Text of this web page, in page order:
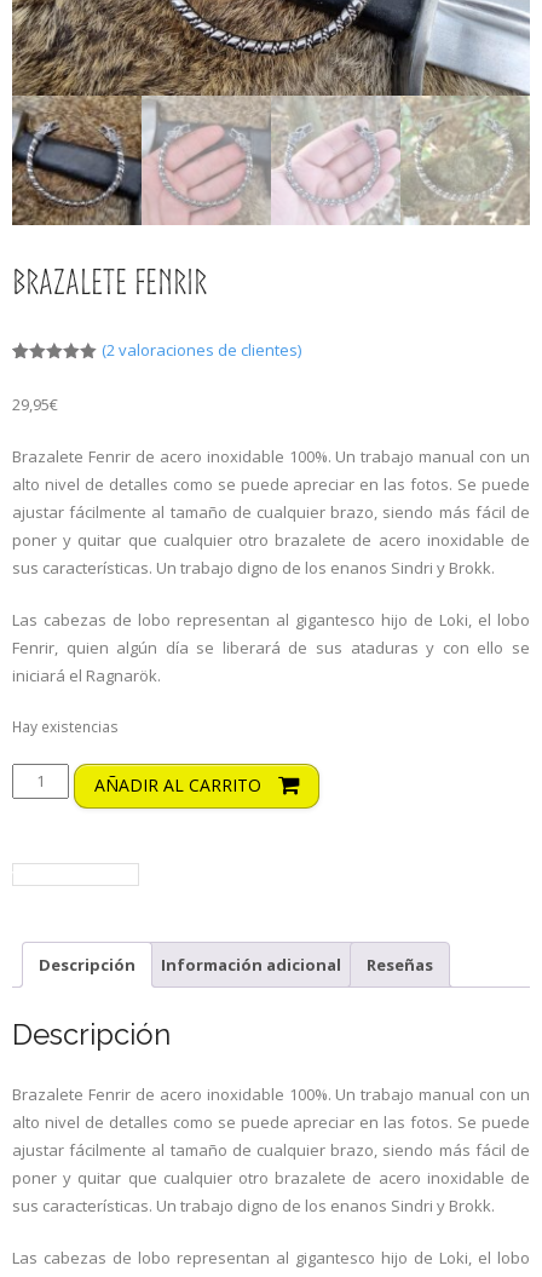
Más
0,00€
¿Qué son las Runas?
Las 24 Runas
Brazalete Fenrir
de 5 en
s de
(2valoraciones de clientes)
29,95€
Brazalete Fenrir de acero inoxidable 100%. Un trabajo manual con un
alto nivel de detalles como se puede apreciar en las fotos. Se puede
ajustar fácilmente al tamaño de cualquier brazo, siendo más fácil de
poner y quitar que cualquier otro brazalete de acero inoxidable de
sus características. Un trabajo digno de los enanos Sindri y Brokk.
Las cabezas de lobo representan al gigantesco hijo de Loki, el lobo
Fenrir, quien algún día se liberará de sus ataduras y con ello se
iniciará el Ragnarök.
Hay existencias
AÑADIR AL CARRITO
volver a la tienda
Descripción Información adicional Reseñas
Descripción
Brazalete Fenrir de acero inoxidable 100%. Un trabajo manual con un
alto nivel de detalles como se puede apreciar en las fotos. Se puede
ajustar fácilmente al tamaño de cualquier brazo, siendo más fácil de
poner y quitar que cualquier otro brazalete de acero inoxidable de
sus características. Un trabajo digno de los enanos Sindri y Brokk.
Las cabezas de lobo representan al gigantesco hijo de Loki, el lobo